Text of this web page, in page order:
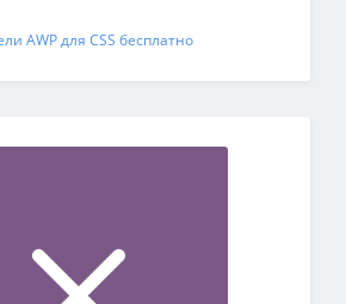
AWP для CSS бесплатно